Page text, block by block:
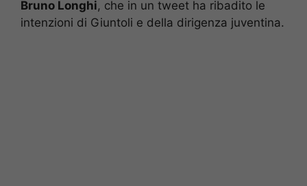
Bruno Longhi, che in un tweet ha ribadito le
intenzioni di Giuntoli e della dirigenza juventina.